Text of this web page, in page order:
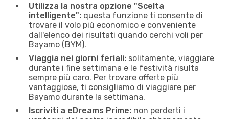
Utilizza la nostra opzione "Scelta
intelligente": questa funzione ti consente di
trovare il volo più economico e conveniente
dall'elenco dei risultati quando cerchi voli per
Bayamo (BYM).
Viaggia nei giorni feriali: solitamente, viaggiare
durante i fine settimana e le festività risulta
sempre più caro. Per trovare offerte più
vantaggiose, ti consigliamo di viaggiare per
Bayamo durante la settimana.
Iscriviti a eDreams Prime: non perderti i